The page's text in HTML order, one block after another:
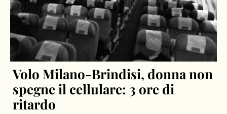
Volo Milano-Brindisi, donna non
spegne il cellulare: 3 ore di
ritardo